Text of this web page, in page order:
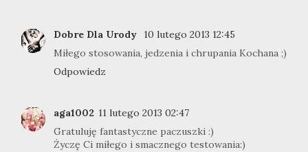
Dobre Dla Urody
10 lutego 2013 12:45
Miłego stosowania, jedzenia i chrupania Kochana ;)
Odpowiedz
aga1002 11 lutego 2013 02:47
Gratuluję fantastyczne paczuszki :)
Życzę Ci miłego i smacznego testowania:)